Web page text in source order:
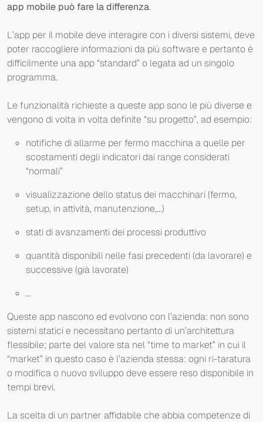
app mobile può fare la differenza.
L’app per il mobile deve interagire con i diversi sistemi, deve
poter raccogliere informazioni da più software e pertanto è
difficilmente una app “standard” o legata ad un singolo
programma.
Le funzionalità richieste a queste app sono le più diverse e
vengono di volta in volta definite “su progetto”, ad esempio:
notifiche di allarme per fermo macchina a quelle per
scostamenti degli indicatori dai range considerati
“normali”
visualizzazione dello status dei macchinari (fermo,
setup, in attività, manutenzione,...)
stati di avanzamenti dei processi produttivo
quantità disponibili nelle fasi precedenti (da lavorare) e
successive (già lavorate)
...
Queste app nascono ed evolvono con l’azienda: non sono
sistemi statici e necessitano pertanto di un’architettura
flessibile; parte del valore sta nel “time to market” in cui il
“market” in questo caso è l’azienda stessa: ogni ri-taratura
o modifica o nuovo sviluppo deve essere reso disponibile in
tempi brevi.
La scelta di un partner affidabile che abbia competenze di